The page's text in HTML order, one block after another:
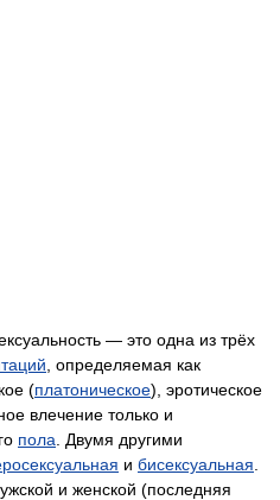
— это одна из трёх
, определяемая как
(платоническое), эротическое
влечение только и
пола . Двумя другими
и бисексуальная
и женской (последняя